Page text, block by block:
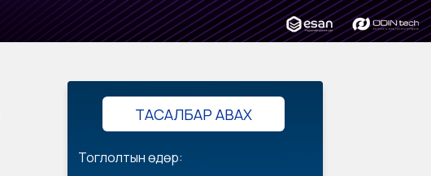
ТАСАЛБАР АВАХ
Тоглолтын өдөр: